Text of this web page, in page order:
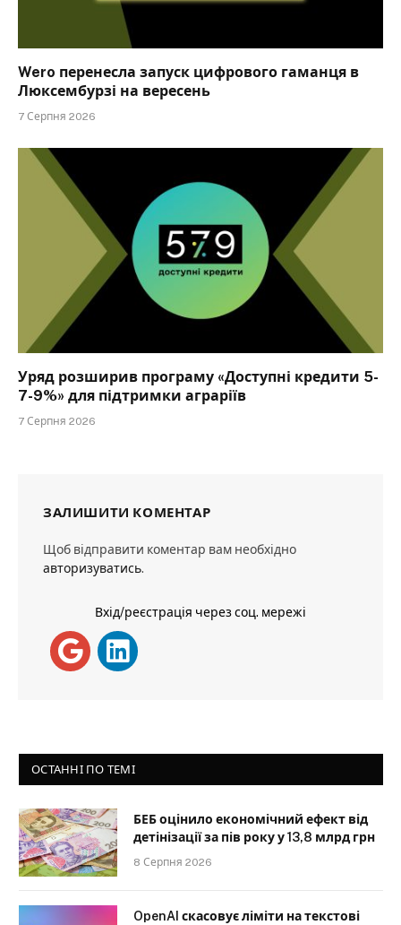
Wero перенесла запуск цифрового гаманця в
Люксембурзі на вересень
7 Серпня 2026
Уряд розширив програму «Доступні кредити 5-
7-9%» для підтримки аграріїв
7 Серпня 2026
ЗАЛИШИТИ КОМЕНТАР
Щоб відправити коментар вам необхідно
авторизуватись.
Вхід/реєстрація через соц. мережі
ОСТАННІ ПО ТЕМІ
БЕБ оцінило економічний ефект від
детінізації за пів року у 13,8 млрд грн
8 Серпня 2026
OpenAI скасовує ліміти на текстові